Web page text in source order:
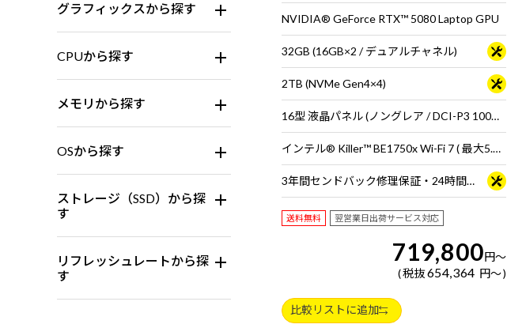
グラフィックスから探す
CPUから探す
メモリから探す
OSから探す
ストレージ（SSD）から探
す
リフレッシュレートから探
す
NVIDIA® GeForce RTX™ 5080 Laptop GPU
32GB (16GB×2 / デュアルチャネル)
2TB (NVMe Gen4×4)
16型 液晶パネル (ノングレア / DCI-P3 100％ / 120Hz対応)
インテル® Killer™ BE1750x Wi-Fi 7 ( 最大5.7Gbps ) 対応 IEEE 802.11 be/ax/ac/a/b/g/n準拠 ＋ Bluetooth 5内蔵
3年間センドバック修理保証・24時間×365日電話サポート
送料無料 翌営業日出荷サービス対応
719,800円～
税抜 654,364 円～
比較リストに追加